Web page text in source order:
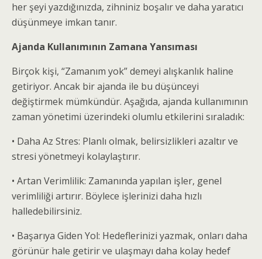
her şeyi yazdığınızda, zihniniz boşalır ve daha yaratıcı
düşünmeye imkan tanır.
Ajanda Kullanımının Zamana Yansıması
Birçok kişi, “Zamanım yok” demeyi alışkanlık haline
getiriyor. Ancak bir ajanda ile bu düşünceyi
değiştirmek mümkündür. Aşağıda, ajanda kullanımının
zaman yönetimi üzerindeki olumlu etkilerini sıraladık:
• Daha Az Stres: Planlı olmak, belirsizlikleri azaltır ve
stresi yönetmeyi kolaylaştırır.
• Artan Verimlilik: Zamanında yapılan işler, genel
verimliliği artırır. Böylece işlerinizi daha hızlı
halledebilirsiniz.
• Başarıya Giden Yol: Hedeflerinizi yazmak, onları daha
görünür hale getirir ve ulaşmayı daha kolay hedef